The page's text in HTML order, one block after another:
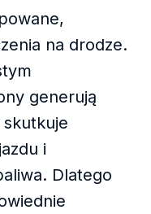
na drodze.
generują
i
Dlatego